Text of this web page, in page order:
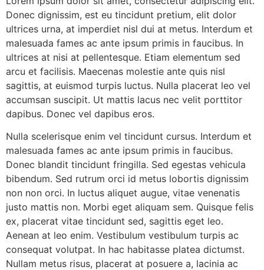
Donec dignissim, est eu tincidunt pretium, elit dolor
ultrices urna, at imperdiet nisl dui at metus. Interdum et
malesuada fames ac ante ipsum primis in faucibus. In
ultrices at nisi at pellentesque. Etiam elementum sed
arcu et facilisis. Maecenas molestie ante quis nisl
sagittis, at euismod turpis luctus. Nulla placerat leo vel
accumsan suscipit. Ut mattis lacus nec velit porttitor
dapibus. Donec vel dapibus eros.
Nulla scelerisque enim vel tincidunt cursus. Interdum et
malesuada fames ac ante ipsum primis in faucibus.
Donec blandit tincidunt fringilla. Sed egestas vehicula
bibendum. Sed rutrum orci id metus lobortis dignissim
non non orci. In luctus aliquet augue, vitae venenatis
justo mattis non. Morbi eget aliquam sem. Quisque felis
ex, placerat vitae tincidunt sed, sagittis eget leo.
Aenean at leo enim. Vestibulum vestibulum turpis ac
consequat volutpat. In hac habitasse platea dictumst.
Nullam metus risus, placerat at posuere a, lacinia ac